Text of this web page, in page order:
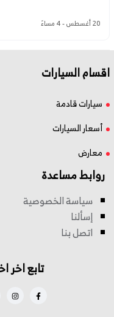
20 أغسطس - 4 مساءً
اقسام السيارات
سيارات قادمة
أسعار السيارات
معارض
روابط مساعدة
سياسة الخصوصية
إسألنا
اتصل بنا
تابع اخر